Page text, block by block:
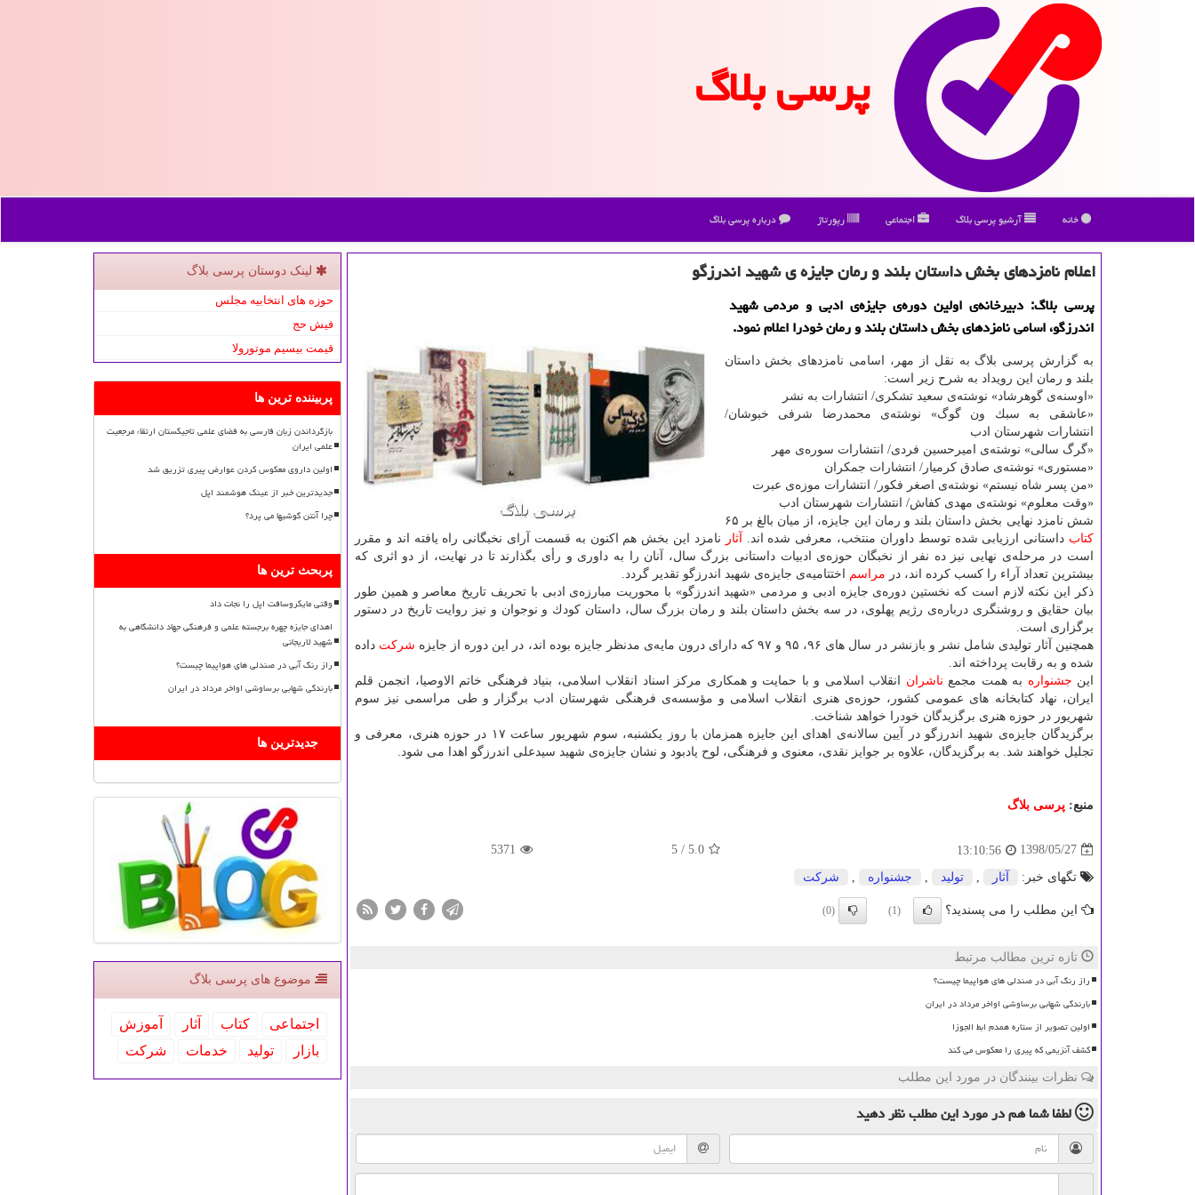
پرسی بلاگ
خانه آرشیو پرسی بلاگ اجتماعی رپورتاژ درباره پرسی بلاگ
اعلام نامزدهای بخش داستان بلند و رمان جایزه ی شهید اندرزگو
پرسی بلاگ: دبیرخانه‌ی اولین دوره‌ی جایزه‌ی ادبی و مردمی شهید
اندرزگو، اسامی نامزدهای بخش داستان بلند و رمان خودرا اعلام نمود.
به گزارش پرسی بلاگ به نقل از مهر، اسامی نامزدهای بخش داستان
بلند و رمان این رویداد به شرح زیر است:
«اوسنه‌ی گوهرشاد» نوشته‌ی سعید تشكری/ انتشارات به نشر
«عاشقی به سبك ون گوگ» نوشته‌ی محمدرضا شرفی خبوشان/
انتشارات شهرستان ادب
«گرگ سالی» نوشته‌ی امیرحسین فردی/ انتشارات سوره‌ی مهر
«مستوری» نوشته‌ی صادق كرمیار/ انتشارات جمكران
«من پسر شاه نیستم» نوشته‌ی اصغر فكور/ انتشارات موزه‌ی عبرت
«وقت معلوم» نوشته‌ی مهدی كفاش/ انتشارات شهرستان ادب
شش نامزد نهایی بخش داستان بلند و رمان این جایزه، از میان بالغ بر ۶۵
كتاب داستانی ارزیابی شده توسط داوران منتخب، معرفی شده اند. آثار
نامزد این بخش هم اكنون به قسمت آرای نخبگانی راه یافته اند و مقرر
است در مرحله‌ی نهایی نیز ده نفر از نخبگان حوزه‌ی ادبیات داستانی بزرگ سال، آنان را به داوری و رأی بگذارند تا در نهایت، از دو اثری كه
بیشترین تعداد آراء را كسب كرده اند، در مراسم اختتامیه‌ی جایزه‌ی شهید اندرزگو تقدیر گردد.
ذكر این نكته لازم است كه نخستین دوره‌ی جایزه ادبی و مردمی «شهید اندرزگو» با محوریت مبارزه‌ی ادبی با تحریف تاریخ معاصر و همین طور
بیان حقایق و روشنگری درباره‌ی رژیم پهلوی، در سه بخش داستان بلند و رمان بزرگ سال، داستان كودك و نوجوان و نیز روایت تاریخ در دستور
برگزاری است.
همچنین آثار تولیدی شامل نشر و بازنشر در سال های ۹۶، ۹۵ و ۹۷ كه دارای درون مایه‌ی مدنظر جایزه بوده اند، در این دوره از جایزه
شركت داده
شده و به رقابت پرداخته اند.
این جشنواره به همت مجمع ناشران انقلاب اسلامی و با حمایت و همكاری مركز اسناد انقلاب اسلامی، بنیاد فرهنگی خاتم الاوصیا، انجمن قلم
ایران، نهاد كتابخانه های عمومی كشور، حوزه‌ی هنری انقلاب اسلامی و مؤسسه‌ی فرهنگی شهرستان ادب برگزار و طی مراسمی نیز سوم
شهریور در حوزه هنری برگزیدگان خودرا خواهد شناخت.
برگزیدگان جایزه‌ی شهید اندرزگو در آیین سالانه‌ی اهدای این جایزه همزمان با روز یكشنبه، سوم شهریور ساعت ۱۷ در حوزه هنری، معرفی و
تجلیل خواهند شد. به برگزیدگان، علاوه بر جوایز نقدی، معنوی و فرهنگی، لوح یادبود و نشان جایزه‌ی شهید سیدعلی اندرزگو اهدا می شود.
منبع: پرسی بلاگ
1398/05/27
13:10:56
5.0
/ 5
5371
تگهای خبر: آثار تولید جشنواره شركت
این مطلب را می پسندید؟ (1)
(0)
تازه ترین مطالب مرتبط
راز رنگ آبی در صندلی های هواپیما چیست؟
بارندگی شهابی برساوشی اواخر مرداد در ایران
اولین تصویر از ستاره همدم ابط الجوزا
کشف آنزیمی که پیری را معکوس می کند
نظرات بینندگان در مورد این مطلب
لطفا شما همدر مورد این مطلبنظر دهید
لینک دوستان پرسی بلاگ
حوزه های انتخابیه مجلس
فیش حج
قیمت بیسیم موتورولا
پربیننده ترین ها
بازگرداندن زبان فارسی به فضای علمی تاجیکستان ارتقاء مرجعیت
علمی ایران
اولین داروی معکوس کردن عوارض پیری تزریق شد
جدیدترین خبر از عینک هوشمند اپل
چرا آنتن گوشیها می پرد؟
پربحث ترین ها
وقتی مایکروسافت اپل را نجات داد
اهدای جایزه چهره برجسته علمی و فرهنگی جهاد دانشگاهی به
شهید لاریجانی
راز رنگ آبی در صندلی های هواپیما چیست؟
بارندگی شهابی برساوشی اواخر مرداد در ایران
جدیدترین ها
موضوع های پرسی بلاگ
اجتماعی كتاب آثار
آموزش
بازار
تولید خدمات شركت